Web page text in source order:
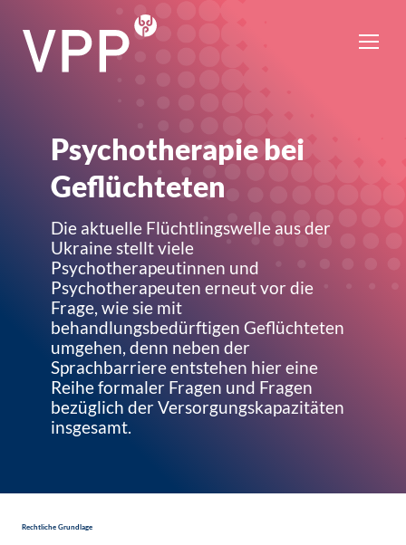
Psychotherapie bei
Geflüchteten
Die aktuelle Flüchtlingswelle aus der
Ukraine stellt viele
Psychotherapeutinnen und
Psychotherapeuten erneut vor die
Frage, wie sie mit
behandlungsbedürftigen Geflüchteten
umgehen, denn neben der
Sprachbarriere entstehen hier eine
Reihe formaler Fragen und Fragen
bezüglich der Versorgungskapazitäten
insgesamt.
Rechtliche Grundlage